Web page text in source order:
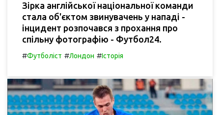
Зірка англійської національної команди
стала об'єктом звинувачень у нападі -
інцидент розпочався з прохання про
спільну фотографію - Футбол24.
#Футболіст #Лондон #Історія